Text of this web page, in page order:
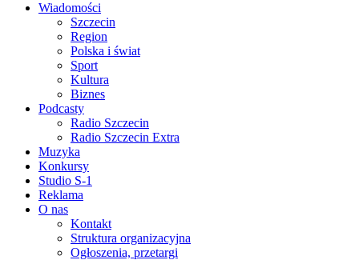
Wiadomości
Szczecin
Region
Polska i świat
Sport
Kultura
Biznes
Podcasty
Radio Szczecin
Radio Szczecin Extra
Muzyka
Konkursy
Studio S-1
Reklama
O nas
Kontakt
Struktura organizacyjna
Ogłoszenia, przetargi